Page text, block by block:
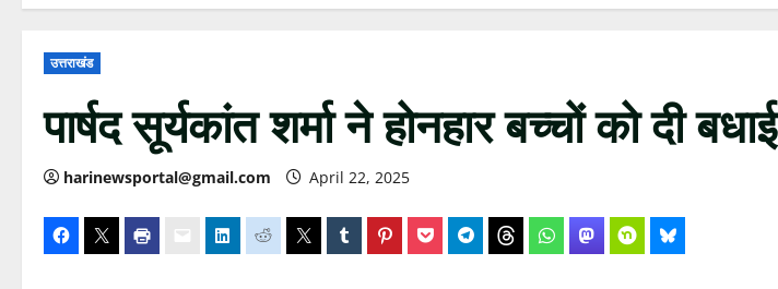
उत्तराखंड
पार्षद सूर्यकांत शर्मा ने होनहार बच्चों को दी बधाई
harinewsportal@gmail.com April 22, 2025